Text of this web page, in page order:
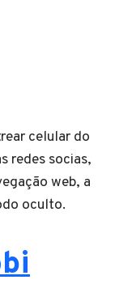
celular do
redes socias,
web, a
oculto.